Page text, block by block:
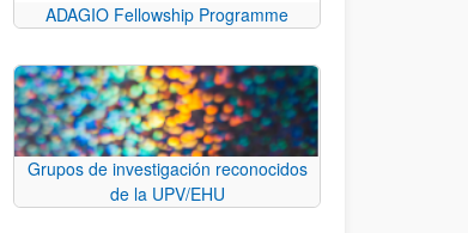
ADAGIO Fellowship Programme
Grupos de investigación reconocidos
de la UPV/EHU